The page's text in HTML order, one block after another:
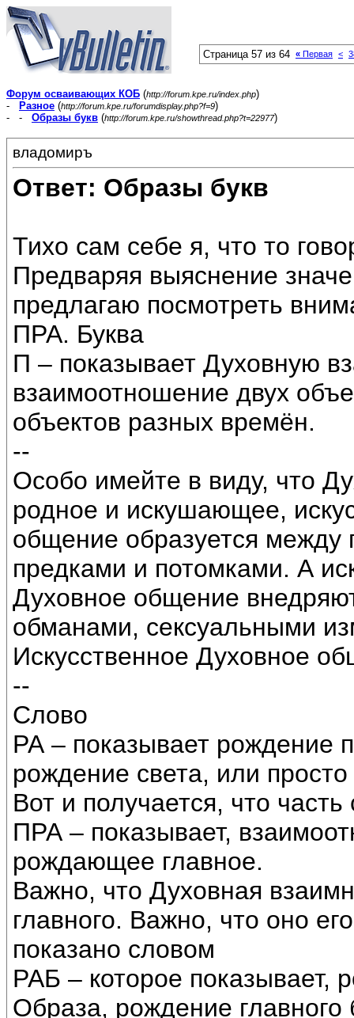
Страница 57 из 64 « Первая <
Форум осваивающих КОБ (http://forum.kpe.ru/index.php)
-
Разное (http://forum.kpe.ru/forumdisplay.php?f=9)
- - Образы букв (http://forum.kpe.ru/showthread.php?t=22977)
владомиръ
Ответ: Образы букв
Тихо сам себе я, что то
Предваряя выяснение
предлагаю посмотреть
ПРА. Буква
П – показывает Духовную
взаимоотношение двух
объектов разных времён.
--
Особо имейте в виду, что
родное и искушающее,
общение образуется
предками и потомками. А
Духовное общение
обманами, сексуальными
Искусственное Духовное
--
Слово
РА – показывает рождение
рождение света, или просто
Вот и получается, что часть
ПРА – показывает,
рождающее главное.
Важно, что Духовная
главного. Важно, что оно
показано словом
РАБ – которое показывает,
Образа, рождение главного